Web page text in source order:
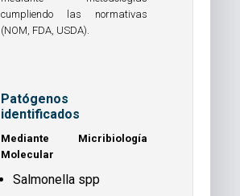
cumpliendo las normativas
(NOM, FDA, USDA).
Patógenos
identificados
Mediante Micribiología
Molecular
Salmonella spp